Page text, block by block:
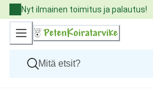
Skip
to
Content
Nyt ilmainen toimitus ja palautus!